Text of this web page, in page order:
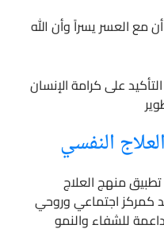
مع العسر يسراً وأن الله
على كرامة الإنسان
النفسي
منهج العلاج
كمركز اجتماعي وروحي
للشفاء والنمو